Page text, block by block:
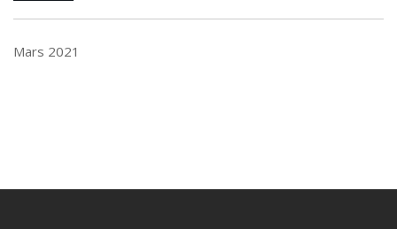
Mars 2021